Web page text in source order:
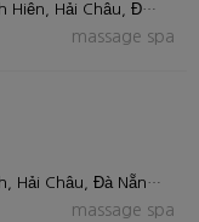
152 Trưng Nữ Vương, Bình Hiên, Hải Châu, Đà Nẵng, Việt Nam
massage spa
195A Trần Phú, Phước Ninh, Hải Châu, Đà Nẵng, Việt Nam
massage spa